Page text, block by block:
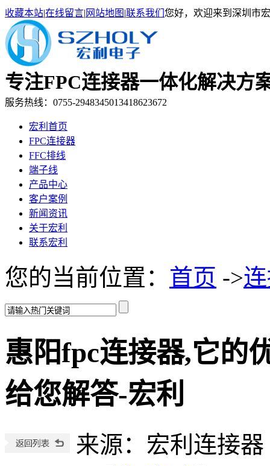
收藏本站|在线留言| 网站地图 |联系我们 您好，欢迎来到深圳市
专注FPC连接器一体化解决
服务热线：0755-2948345013418623672
宏利首页
FPC连接器
FFC排线
端子线
产品中心
客户案例
新闻资讯
关于宏利
联系宏利
您的当前位置： 首页 ->
惠阳fpc连接器,它的
给您解答-宏利
来源：宏利连接器